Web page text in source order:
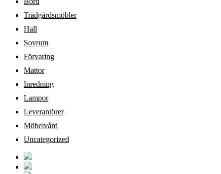
Trädgårdsmöbler
Hall
Sovrum
Förvaring
Mattor
Inredning
Lampor
Leverantörer
Möbelvård
Uncategorized